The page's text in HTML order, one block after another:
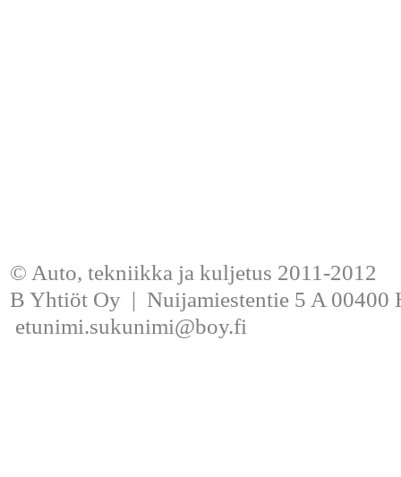
© Auto, tekniikka ja kuljetus 2011-2012
B Yhtiöt Oy | Nuijamiestentie 5 A
etunimi.sukunimi@boy.fi